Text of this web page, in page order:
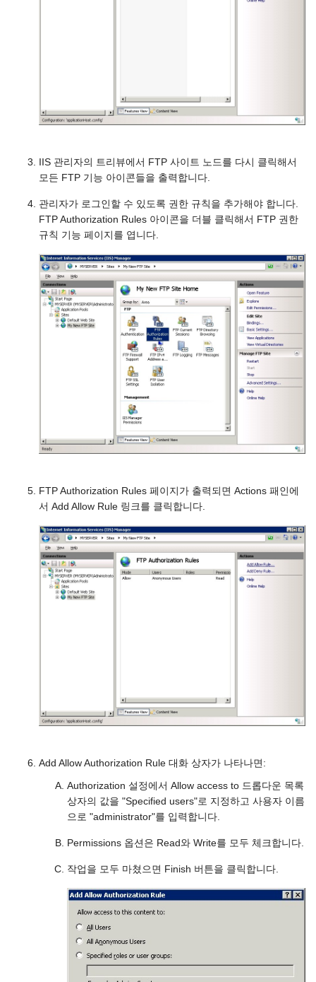
IIS 관리자의 트리뷰에서 FTP 사이트 노드를 다시 클릭해서
모든 FTP 기능 아이콘들을 출력합니다.
관리자가 로그인할 수 있도록 권한 규칙을 추가해야 합니다.
FTP Authorization Rules 아이콘을 더블 클릭해서 FTP 권한
규칙 기능 페이지를 엽니다.
FTP Authorization Rules 페이지가 출력되면 Actions 패인에
서 Add Allow Rule 링크를 클릭합니다.
Add Allow Authorization Rule 대화 상자가 나타나면:
Authorization 설정에서 Allow access to 드롭다운 목록
상자의 값을 "Specified users"로 지정하고 사용자 이름
으로 "administrator"를 입력합니다.
Permissions 옵션은 Read와 Write를 모두 체크합니다.
작업을 모두 마쳤으면 Finish 버튼을 클릭합니다.